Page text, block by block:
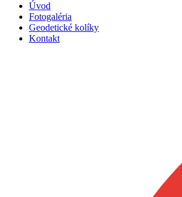
Úvod
Fotogaléria
Geodetické kolíky
Kontakt